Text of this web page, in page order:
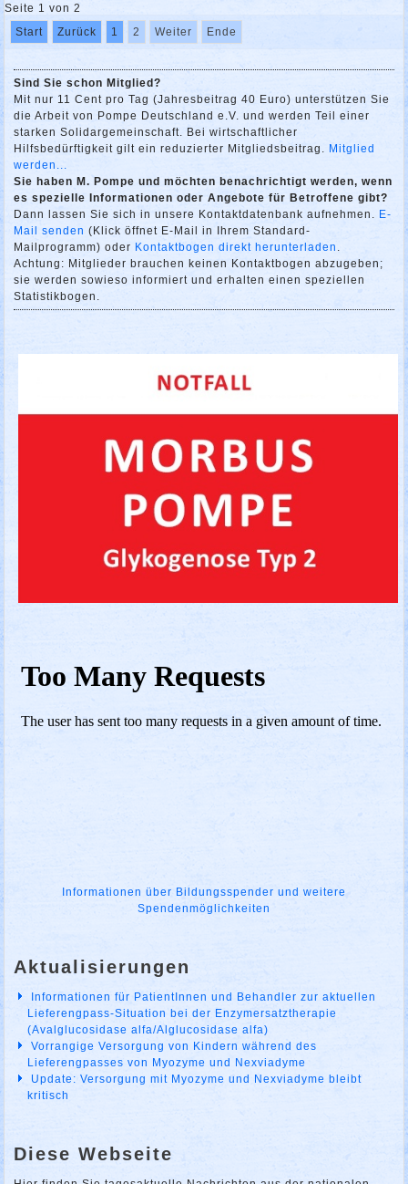
Seite 1 von 2
Start
Zurück 1 2 Weiter Ende
Sind Sie schon Mitglied?
Mit nur 11 Cent pro Tag (Jahresbeitrag 40 Euro) unterstützen Sie
die Arbeit von Pompe Deutschland e.V. und werden Teil einer
starken Solidargemeinschaft. Bei wirtschaftlicher
Hilfsbedürftigkeit gilt ein reduzierter Mitgliedsbeitrag. Mitglied
werden...
Sie haben M. Pompe und möchten benachrichtigt werden, wenn
es spezielle Informationen oder Angebote für Betroffene gibt?
Dann lassen Sie sich in unsere Kontaktdatenbank aufnehmen. E-
Mail senden (Klick öffnet E-Mail in Ihrem Standard-
Mailprogramm) oder Kontaktbogen direkt herunterladen
Achtung: Mitglieder brauchen keinen Kontaktbogen abzugeben;
sie werden sowieso informiert und erhalten einen speziellen
Statistikbogen.
Informationen über Bildungsspender und weitere
Spendenmöglichkeiten
Aktualisierungen
Informationen für PatientInnen und Behandler zur aktuellen
Lieferengpass-Situation bei der Enzymersatztherapie
(Avalglucosidase alfa/Alglucosidase alfa)
Vorrangige Versorgung von Kindern während des
Lieferengpasses von Myozyme und Nexviadyme
Update: Versorgung mit Myozyme und Nexviadyme bleibt
kritisch
Diese Webseite